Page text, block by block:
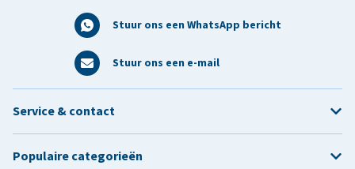
Stuur ons een WhatsApp bericht
Stuur ons een e-mail
Service & contact
Populaire categorieën